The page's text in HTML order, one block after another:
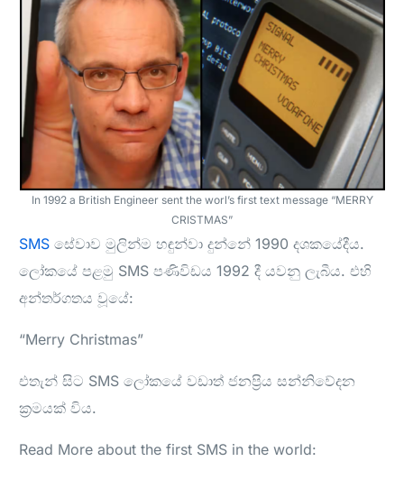
In 1992 a British Engineer sent the worl’s first text message “MERRY
CRISTMAS”
SMS සේවාව මුලින්ම හඳුන්වා දුන්නේ 1990 දශකයේදීය.
ලෝකයේ පළමු SMS පණිවිඩය 1992 දී යවනු ලැබීය. එහි
අන්තර්ගතය වූයේ:
“Merry Christmas”
එතැන් සිට SMS ලෝකයේ වඩාත් ජනප්‍රිය සන්නිවේදන
ක්‍රමයක් විය.
Read More about the first SMS in the world: